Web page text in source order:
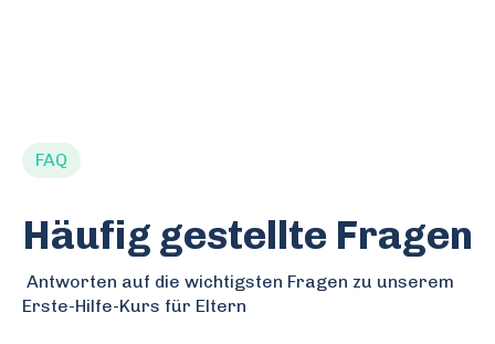
FAQ
Häufig gestellte Fragen
Antworten auf die wichtigsten Fragen zu unserem
Erste-Hilfe-Kurs für Eltern